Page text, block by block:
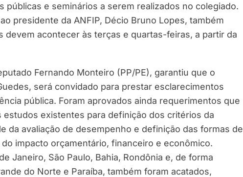
públicas e seminários a serem realizados no colegiado.
presidente da ANFIP, Décio Bruno Lopes, também
devem acontecer às terças e quartas-feiras, a partir da
Fernando Monteiro (PP/PE), garantiu que o
será convidado para prestar esclarecimentos
pública. Foram aprovados ainda requerimentos que
existentes para definição dos critérios da
da avaliação de desempenho e definição das formas de
impacto orçamentário, financeiro e econômico.
Janeiro, São Paulo, Bahia, Rondônia e, de forma
do Norte e Paraíba, também foram acatados,